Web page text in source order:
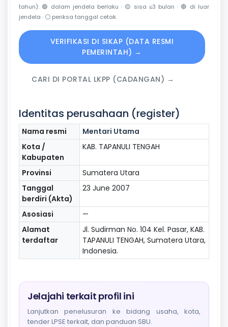
tahun): 🟢 dalam jendela berlaku · 🟡 sisa ≤3 bulan · 🔴 di luar
jendela · ⚪ periksa tanggal cetak.
VERIFIKASI DI SIKAP (DATA RESMI
PEMERINTAH) →
CARI DI PORTAL LKPP (CADANGAN) →
Identitas perusahaan (register)
Nama resmi
Mentari Utama
Kota /
Kabupaten
KAB. TAPANULI TENGAH
Provinsi
Sumatera Utara
Tanggal
berdiri (Akta)
23 June 2007
Asosiasi
—
Alamat
terdaftar
Jl. Sudirman No. 104 Kel. Pasar, KAB.
TAPANULI TENGAH, Sumatera Utara,
Indonesia.
Jelajahi terkait profil ini
Lanjutkan penelusuran ke bidang usaha, kota,
tender LPSE terkait, dan panduan SBU.